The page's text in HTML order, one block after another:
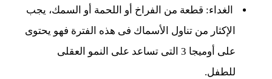
الغداء: قطعة من الفراخ أو اللحمة أو السمك، يجب
الإكثار من تناول الأسماك فى هذه الفترة فهو يحتوى
على أوميجا 3 التى تساعد على النمو العقلى
للطفل.